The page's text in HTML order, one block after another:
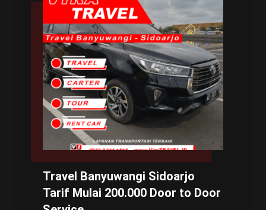
Travel Banyuwangi Sidoarjo
Tarif Mulai 200.000 Door to Door